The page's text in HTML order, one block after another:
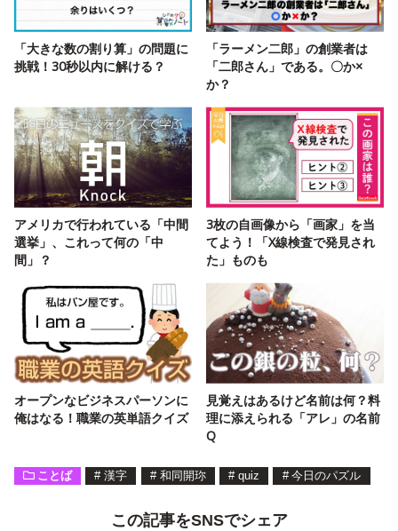
「大きな数の割り算」の問題に
挑戦！30秒以内に解ける？
「ラーメン二郎」の創業者は
「二郎さん」である。〇か×
か？
アメリカで行われている「中間
選挙」、これって何の「中
間」？
3枚の自画像から「画家」を当
てよう！「X線検査で発見され
た」ものも
オープンなビジネスパーソンに
俺はなる！職業の英単語クイズ
見覚えはあるけど名前は何？料
理に添えられる「アレ」の名前
Q
ことば # 漢字 # 和同開珎 # quiz # 今日のパズル
この記事をSNSでシェア